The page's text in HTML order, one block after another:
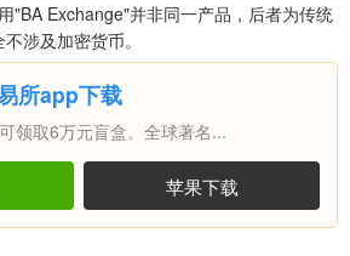
"BA Exchange"并非同一产品，后者为传统
涉及加密货币。
所app下载
领取6万元盲盒。全球著名...
苹果下载